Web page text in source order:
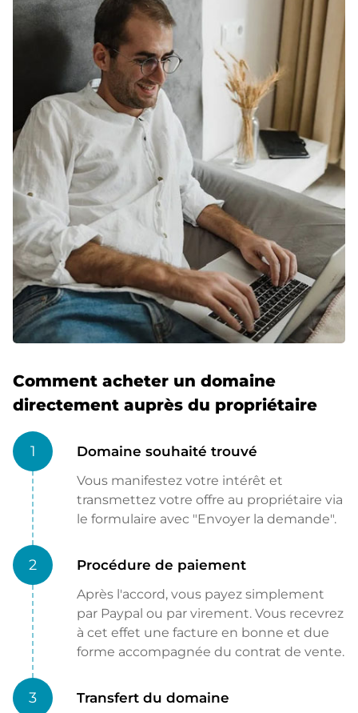
Comment acheter un domaine
directement auprès du propriétaire
1 Domaine souhaité trouvé
Vous manifestez votre intérêt et
transmettez votre offre au propriétaire via
le formulaire avec "Envoyer la demande".
2 Procédure de paiement
Après l'accord, vous payez simplement
par Paypal ou par virement. Vous recevrez
à cet effet une facture en bonne et due
forme accompagnée du contrat de vente.
3 Transfert du domaine